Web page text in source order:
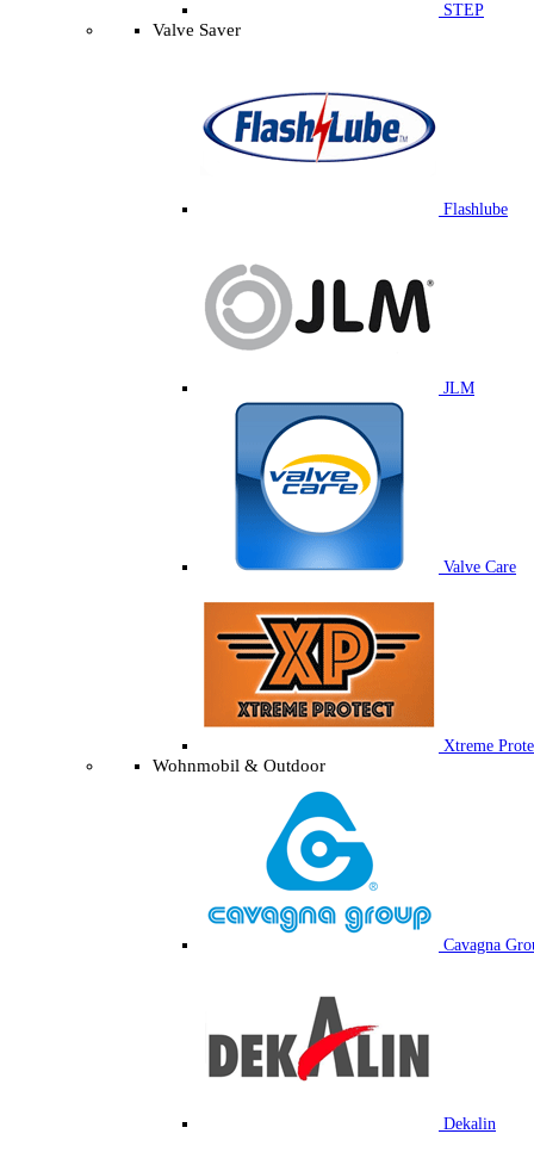
STEP
Valve Saver
Flashlube
JLM
Valve Care
Xtreme
Wohnmobil & Outdoor
Cavagna
Dekalin